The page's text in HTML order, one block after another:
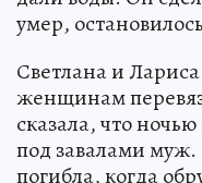
умер,
Светлана и
женщинам
сказала, что
под завалами
погибла, когда